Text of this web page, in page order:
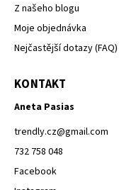
Z našeho blogu
Moje objednávka
Nejčastější dotazy (FAQ)
KONTAKT
Aneta Pasias
trendly.cz@gmail.com
732 758 048
Facebook